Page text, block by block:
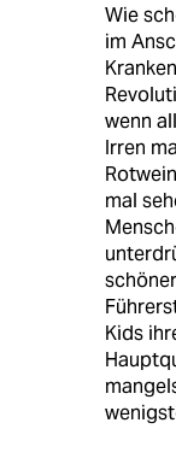
Wie
im
wenn
Irren
mal
Kids